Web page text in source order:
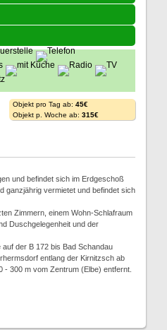
Objekt pro Tag ab: 45€
Objekt p. Woche ab: 315€
und befindet sich im Erdgeschoß
ganzjährig vermietet und befindet sich
Zimmern, einem Wohn-Schlafraum
Duschgelegenheit und der
der B 172 bis Bad Schandau
entlang der Kirnitzsch ab
- 300 m vom Zentrum (Elbe) entfernt.